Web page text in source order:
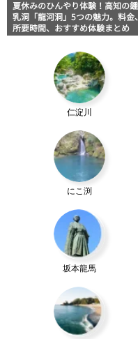
夏休みのひんやり体験！高知の鍾
乳洞「龍河洞」5つの魅力。料金、
所要時間、おすすめ体験まとめ
仁淀川
にこ渕
坂本龍馬